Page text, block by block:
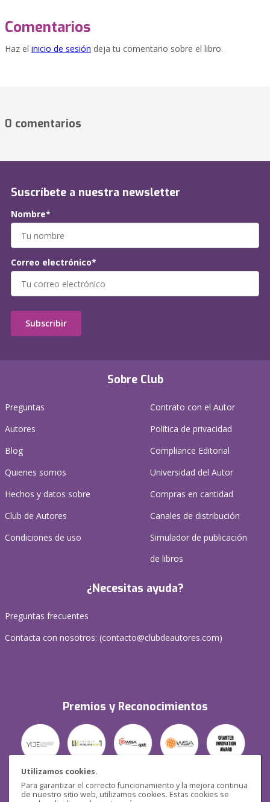
Utilizamos cookies.
Para garantizar el correcto funcionamiento y la mejora continua
de nuestro sitio web, utilizamos cookies. Estas cookies se
Comentarios
Haz el inicio de sesión deja tu comentario sobre el libro.
0 comentarios
Sobre Club
Preguntas
Autores
Blog
Quienes somos
Hechos y datos sobre
Club de Autores
Condiciones de uso
Contrato con el Autor
Política de privacidad
Compliance Editorial
Universidad del Autor
Compras en cantidad
Canales de distribución
Simulador de publicación
de libros
¿Necesitas ayuda?
Preguntas frecuentes
Contacta con nosotros: (contacto@clubdeautores.com)
Premios y Reconocimientos
Seguridad
Suscríbete a nuestra newsletter
Nombre*
Correo electrónico*
Subscribir